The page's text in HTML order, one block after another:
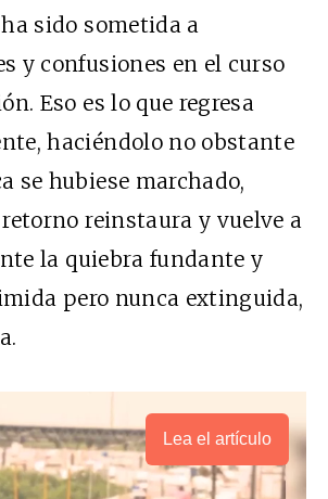
sido sometida a
y confusiones en el curso
Eso es lo que regresa
haciéndolo no obstante
se hubiese marchado,
reinstaura y vuelve a
la quiebra fundante y
pero nunca extinguida,
Lea el artículo